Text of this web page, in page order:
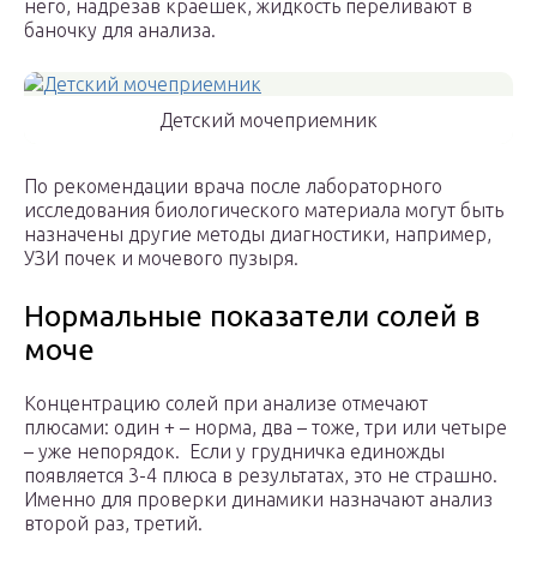
него, надрезав краешек, жидкость переливают в
баночку для анализа.
Детский мочеприемник
По рекомендации врача после лабораторного
исследования биологического материала могут быть
назначены другие методы диагностики, например,
УЗИ почек и мочевого пузыря.
Нормальные показатели солей в
моче
Концентрацию солей при анализе отмечают
плюсами: один + – норма, два – тоже, три или четыре
– уже непорядок. Если у грудничка единожды
появляется 3-4 плюса в результатах, это не страшно.
Именно для проверки динамики назначают анализ
второй раз, третий.